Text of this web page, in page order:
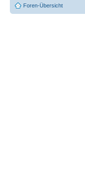
Foren-Übersicht